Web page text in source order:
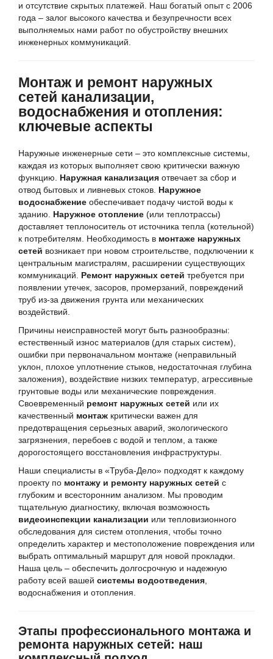
и отсутствие скрытых платежей. Наш богатый опыт с 2006
года – залог высокого качества и безупречности всех
выполняемых нами работ по обустройству внешних
инженерных коммуникаций.
Монтаж и ремонт наружных
сетей канализации,
водоснабжения и отопления:
ключевые аспекты
Наружные инженерные сети – это комплексные системы,
каждая из которых выполняет свою критически важную
функцию. Наружная канализация отвечает за сбор и
отвод бытовых и ливневых стоков. Наружное
водоснабжение обеспечивает подачу чистой воды к
зданию. Наружное отопление (или теплотрассы)
доставляет теплоноситель от источника тепла (котельной)
к потребителям. Необходимость в монтаже наружных
сетей возникает при новом строительстве, подключении к
центральным магистралям, расширении существующих
коммуникаций. Ремонт наружных сетей требуется при
появлении утечек, засоров, промерзаний, повреждений
труб из-за движения грунта или механических
воздействий.
Причины неисправностей могут быть разнообразны:
естественный износ материалов (для старых систем),
ошибки при первоначальном монтаже (неправильный
уклон, плохое уплотнение стыков, недостаточная глубина
заложения), воздействие низких температур, агрессивные
грунтовые воды или механические повреждения.
Своевременный ремонт наружных сетей или их
качественный монтаж критически важен для
предотвращения серьезных аварий, экологического
загрязнения, перебоев с водой и теплом, а также
дорогостоящего восстановления инфраструктуры.
Наши специалисты в «Труба-Дело» подходят к каждому
проекту по монтажу и ремонту наружных сетей с
глубоким и всесторонним анализом. Мы проводим
тщательную диагностику, включая возможность
видеоинспекции канализации или тепловизионного
обследования для систем отопления, чтобы точно
определить характер и местоположение повреждения или
выбрать оптимальный маршрут для новой прокладки.
Наша цель – обеспечить долгосрочную и надежную
работу всей вашей системы водоотведения,
водоснабжения и отопления.
Этапы профессионального монтажа и
ремонта наружных сетей: наш